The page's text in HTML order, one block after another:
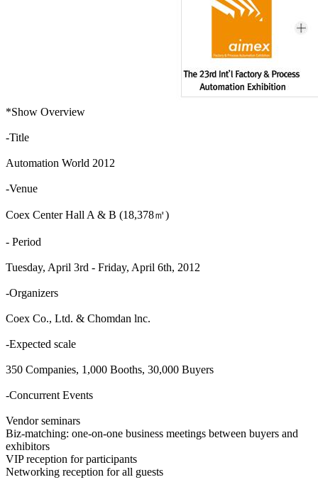
*Show Overview
-Title
Automation World 2012
-Venue
Coex Center Hall A & B (18,378㎡)
- Period
Tuesday, April 3rd - Friday, April 6th, 2012
-Organizers
Coex Co., Ltd. & Chomdan lnc.
-Expected scale
350 Companies, 1,000 Booths, 30,000 Buyers
-Concurrent Events
Vendor seminars
Biz-matching: one-on-one business meetings between buyers and
exhibitors
VIP reception for participants
Networking reception for all guests